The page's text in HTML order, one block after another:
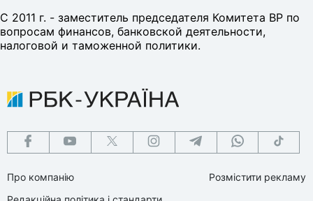
С 2011 г. - заместитель председателя Комитета ВР по
вопросам финансов, банковской деятельности,
налоговой и таможенной политики.
Про компанію
Розмістити рекламу